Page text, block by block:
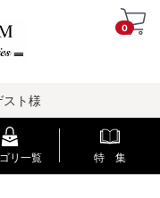
0
スト様
リ一覧 特 集